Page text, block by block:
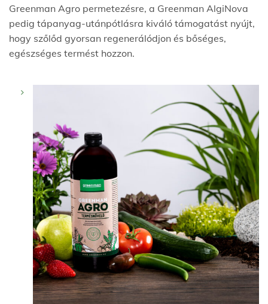
Greenman Agro permetezésre, a Greenman AlgiNova
pedig tápanyag-utánpótlásra kiváló támogatást nyújt,
hogy szőlőd gyorsan regenerálódjon és bőséges,
egészséges termést hozzon.